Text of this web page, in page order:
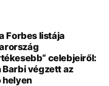
Forbes listája
celebjeiről:
Barbi végzett az
helyen